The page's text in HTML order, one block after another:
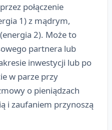
połączenie
1) z mądrym,
2). Może to
partnera lub
inwestycji lub po
w parze przy
o pieniądzach
i zaufaniem przynoszą